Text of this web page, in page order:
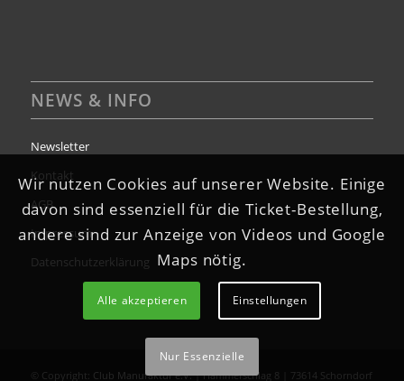
NEWS & INFO
Newsletter
Kontakt
AGB
Impressum
Datenschutzerklärung
© Copyright: Club Manufaktur e.V.| Hammerschlag 8 | 73614 Schorndorf
Wir nutzen Cookies auf unserer Website. Einige
davon sind essenziell für die Ticket-Bestellung,
andere sind zur Anzeige von Videos und Google
Maps nötig.
Alle akzeptieren Einstellungen
Nur Essenzielle